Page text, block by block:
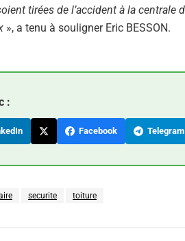
tirées de l’accident à la
», a tenu à souligner Eric BESSON.
:
Facebook Telegram
securite toiture